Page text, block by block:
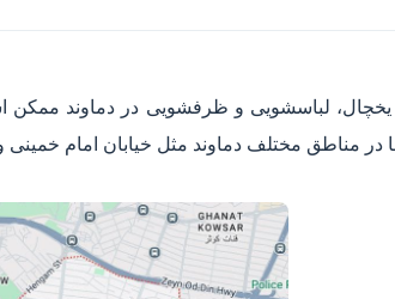
یخچال، لباسشویی و ظرفشویی در دماوند ممکن
مناطق مختلف دماوند مثل خیابان امام خمینی